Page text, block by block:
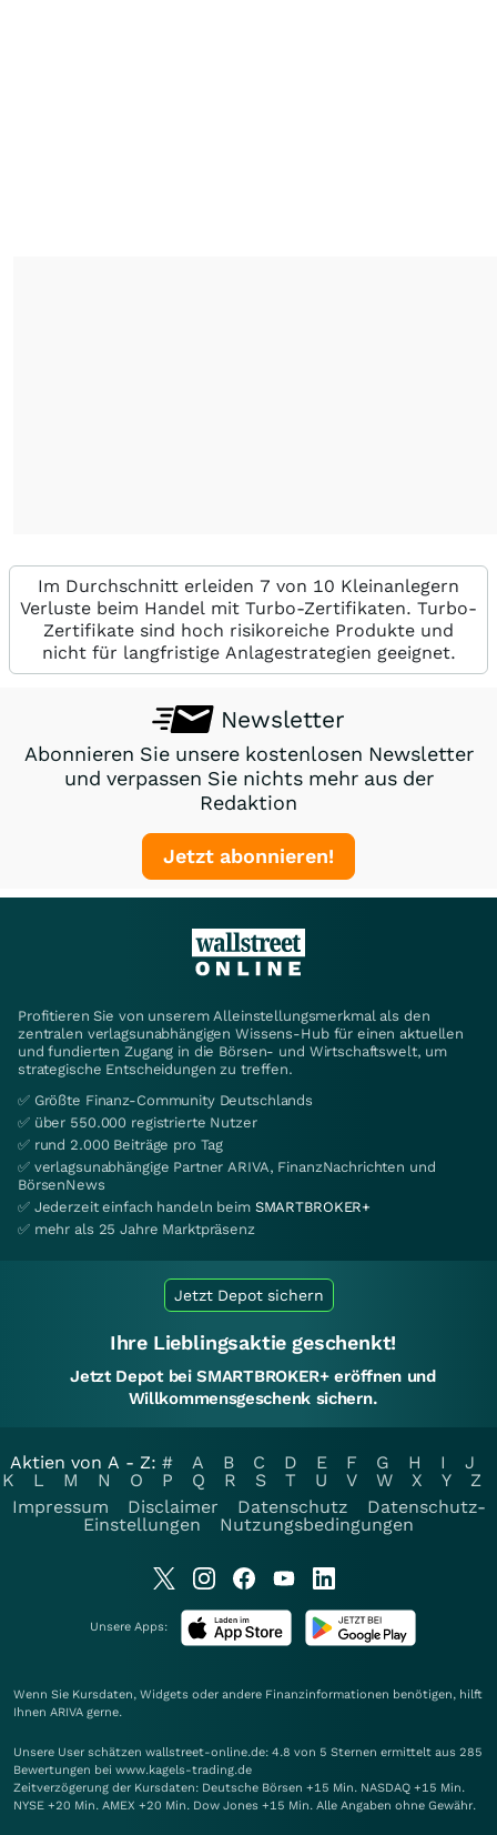
Im Durchschnitt erleiden 7 von 10 Kleinanlegern
Verluste beim Handel mit Turbo-Zertifikaten. Turbo-
Zertifikate sind hoch risikoreiche Produkte und
nicht für langfristige Anlagestrategien geeignet.
Newsletter
Abonnieren Sie unsere kostenlosen Newsletter
und verpassen Sie nichts mehr aus der
Redaktion
Jetzt abonnieren!
Profitieren Sie von unserem Alleinstellungsmerkmal als den
zentralen verlagsunabhängigen Wissens-Hub für einen aktuellen
und fundierten Zugang in die Börsen- und Wirtschaftswelt, um
strategische Entscheidungen zu treffen.
✅ Größte Finanz-Community Deutschlands
✅ über 550.000 registrierte Nutzer
✅ rund 2.000 Beiträge pro Tag
✅ verlagsunabhängige Partner ARIVA, FinanzNachrichten und
BörsenNews
✅ Jederzeit einfach handeln beim SMARTBROKER+
✅ mehr als 25 Jahre Marktpräsenz
Jetzt Depot sichern
Ihre Lieblingsaktie geschenkt!
Jetzt Depot bei SMARTBROKER+ eröffnen und
Willkommensgeschenk sichern.
Aktien von A - Z: # A B C D E F G H I
J
K
L M N O P Q R S T U V W X Y
Z
Impressum
Disclaimer Datenschutz
Datenschutz-
Einstellungen
Nutzungsbedingungen
Unsere Apps:
Wenn Sie Kursdaten, Widgets oder andere Finanzinformationen benötigen, hilft
Ihnen ARIVA gerne.
Unsere User schätzen wallstreet-online.de: 4.8 von 5 Sternen ermittelt aus 285
Bewertungen bei www.kagels-trading.de
Zeitverzögerung der Kursdaten: Deutsche Börsen +15 Min. NASDAQ +15 Min.
NYSE +20 Min. AMEX +20 Min. Dow Jones +15 Min. Alle Angaben ohne Gewähr.